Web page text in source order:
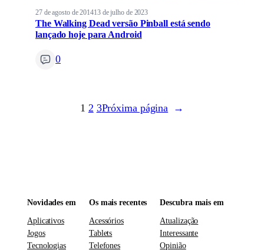
27 de agosto de 201413 de julho de 2023
The Walking Dead versão Pinball está sendo
lançado hoje para Android
0
1 2 3Próxima página →
Novidades em
Aplicativos
Jogos
Tecnologias
Os mais recentes
Acessórios
Tablets
Telefones
Descubra mais em
Atualização
Interessante
Opinião